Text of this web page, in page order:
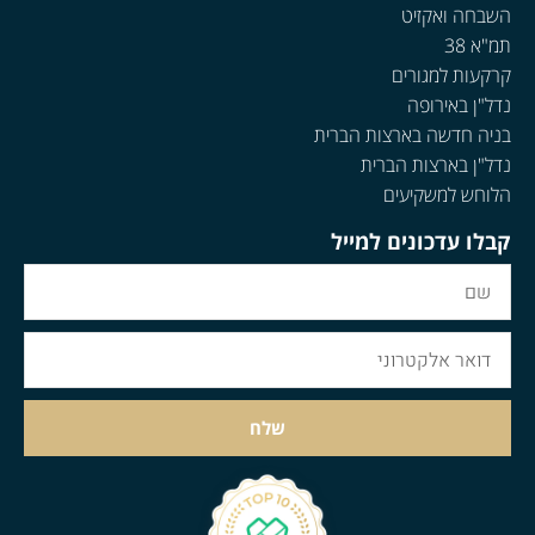
השבחה ואקזיט
תמ"א 38
קרקעות למגורים
נדל"ן באירופה
בניה חדשה בארצות הברית
נדל"ן בארצות הברית
הלוחש למשקיעים
קבלו עדכונים למייל
שלח